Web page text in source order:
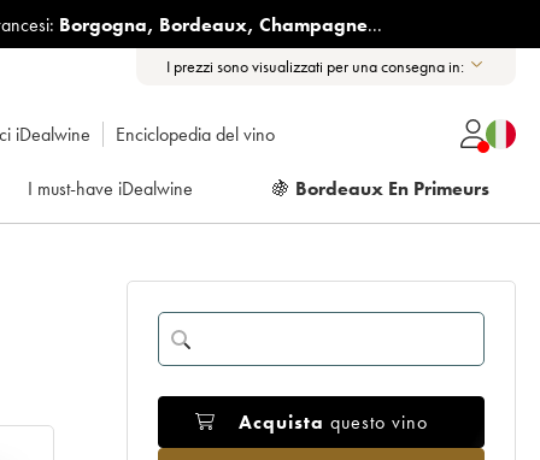
Borgogna, Bordeaux, Champagne...
I prezzi sono visualizzati per una consegna in:
iDealwine Enciclopedia del vino
I must-have iDealwine 🍇 Bordeaux En Primeurs
Acquista questo vino